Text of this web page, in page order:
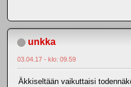
unkka
03.04.17 - klo: 09.59
Äkkiseltään vaikuttaisi